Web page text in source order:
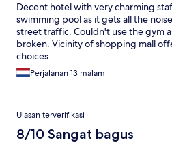
Decent hotel with very charming
swimming pool as it gets all the
street traffic. Couldn't use the gym
broken. Vicinity of shopping mall
choices.
Perjalanan 13 malam
Ulasan terverifikasi
8/10 Sangat bagus